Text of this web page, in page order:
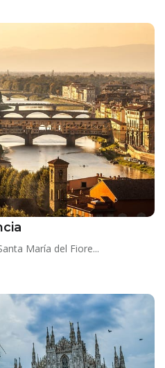
María del Fiore...